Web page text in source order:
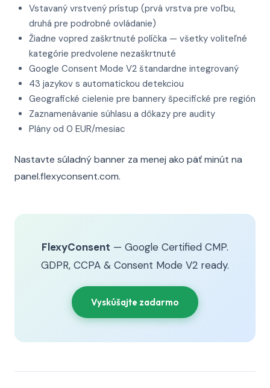
Vstavaný vrstvený prístup (prvá vrstva pre voľbu,
druhá pre podrobné ovládanie)
Žiadne vopred zaškrtnuté políčka — všetky voliteľné
kategórie predvolene nezaškrtnuté
Google Consent Mode V2 štandardne integrovaný
43 jazykov s automatickou detekciou
Geografické cielenie pre bannery špecifické pre región
Zaznamenávanie súhlasu a dôkazy pre audity
Plány od 0 EUR/mesiac
Nastavte súladný banner za menej ako päť minút na
panel.flexyconsent.com.
FlexyConsent — Google Certified CMP.
GDPR, CCPA & Consent Mode V2 ready.
Vyskúšajte zadarmo